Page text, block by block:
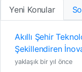
Yeni Konular
Akıllı Şehir
Şekillendiren
yaklaşık bir yıl önce